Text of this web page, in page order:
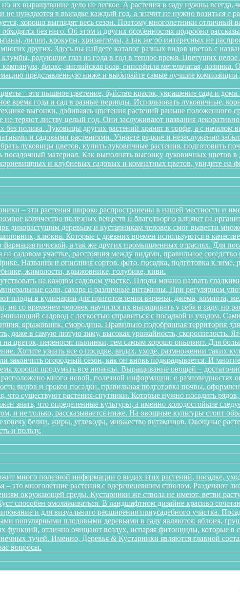
их выращивание дело не легкое. А растения в саду нужны всегда,
нуждаются в высадке каждый год, а значит не нужно возиться с
хорошо выглядят весь сезон. Поэтому многолетники
без него. Об этом и других особенностях подробно
лилии, крокусы, хризантемы, а так же об интересных не
других. Здесь вы найдете каталог разных видов цветов с
радующие глаз из года в год в теплое время. Цветущих
флокс, английская роза, гипсофила метельчатая, лозинка.
представленную ниже и выбирайте самые лучшие композиции
– это пышное цветение, буйство красок, украшение сада и
время года и сад в разные периоды. Использовать луковичные,
выгонки, добиваясь цветения растений раньше
не теряют листву целый год. Они заслуживают названия
без полива. Луковицы других растений хранят в торфе, а с
и садовыми растениями. Узнаете редкие и незаслуженно
луковицы цветов, купить луковичные растения, подготовить
посадочный материал. Как выполнять выгонку луковичных цветов
и клубневых садовых и комнатных цветов, увидите на
– эти растения широко распространены в нашей местности и
количество полезных веществ и благотворно влияют на
дикорастущим деревьям и кустарникам человек смог вывести
клюква. Которые с древних времен используются в
а так же других промышленных отраслях. Для
садовом участке, расстояния между видами, правильное
Названия и описания сортов, фото, посадка, подготовка к
жимолости, крыжовнике, голубике, киви.
на каждом садовом участке. Плоды можно назвать
соли, сахара и различные витамины. При регулярном
плоды в кулинарии для приготовления варенья, джема, компота,
со временем человек научился их выращивать у себя в саду, но
садовод с легкостью справиться с посадкой и уходом.
крыжовник, смородина. Правильно подобранная территория
даже в самую лютую зиму, высокая урожайность, скороспелость.
на цветок, переносят пылинки, тем самым хорошо опыляют. Для
Хотите узнать все о посадке, видах, уходе, размножении таких
огородный сезон, как он вновь подкрадывается. И
хорошо продумать все нюансы. Выращивание овощей –
много новой, полезной информации: о разновидностях
видов и сроков посадки, правильная подготовка почвы,
что существуют растения-спутники. Которые нужно посадить
знать, что определенные культуры, а именно холодостойкие
и не только, рассказывается ниже. На овощные культуры стоит
белки, жиры, углеводы, множество витаминов. Овощные
и пользу.
много полезной информации о видах этих растений, посадке,
– это многолетние растения с одеревеневшим стволом. Разделяют
окружающей среды. Кустарники же ствола не имеют, ветви
способен омолаживаться. В ландшафтном дизайне красиво
и для визуального расширения приусадебного участка.
популярными плодовыми деревьями в саду являются: яблоня,
отлично очищают воздух, испаряя фитонциды, которые в
лучей. Именно, Деревья & Кустарники являются главной
вопросы.